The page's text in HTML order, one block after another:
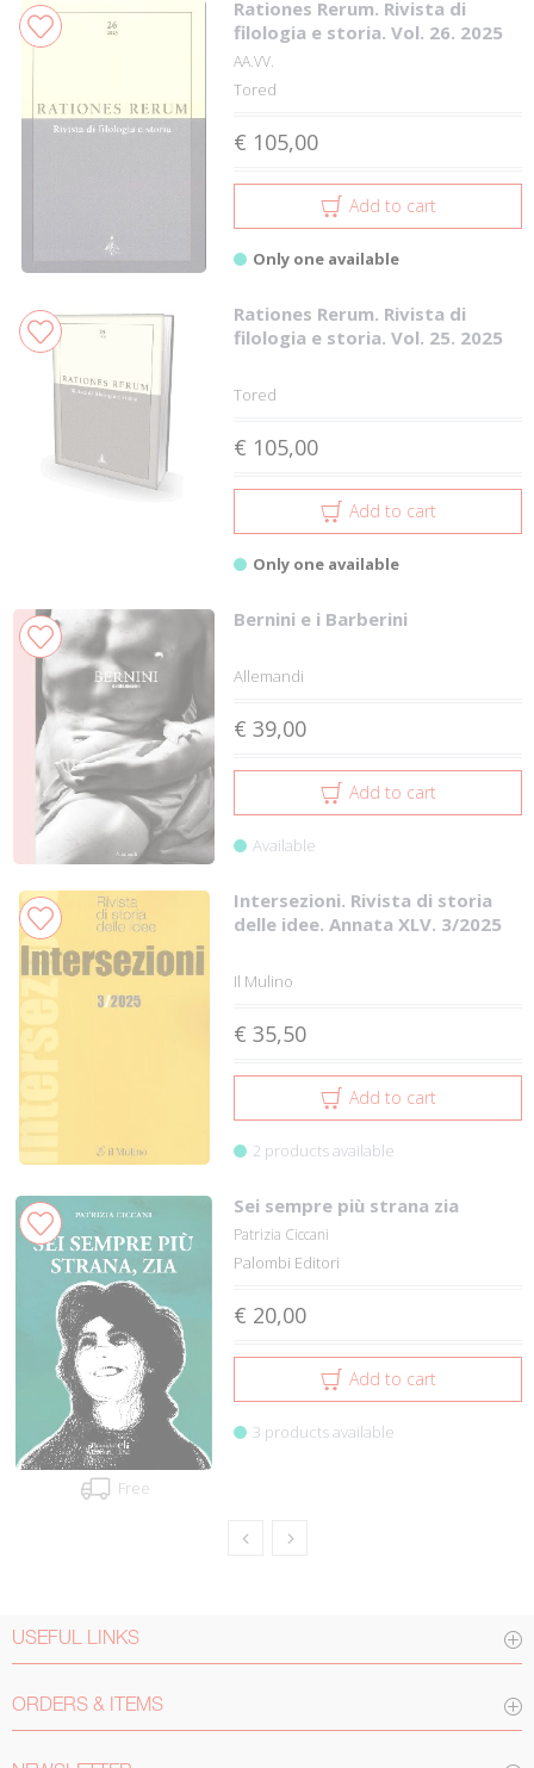
Rationes Rerum. Rivista di
filologia e storia. Vol. 26. 2025
AA.VV.
Tored
€ 105,00
Add to cart
Only one available
Rationes Rerum. Rivista di
filologia e storia. Vol. 25. 2025
Tored
€ 105,00
Add to cart
Only one available
Bernini e i Barberini
Allemandi
€ 39,00
Add to cart
Available
Intersezioni. Rivista di storia
delle idee. Annata XLV. 3/2025
Il Mulino
€ 35,50
Add to cart
2 products available
Free
Sei sempre più strana zia
Patrizia Ciccani
Palombi Editori
€ 20,00
Add to cart
3 products available
USEFUL LINKS
ORDERS & ITEMS